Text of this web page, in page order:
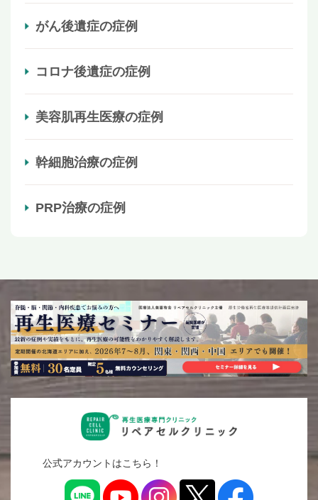
がん後遺症の症例
コロナ後遺症の症例
美容肌再生医療の症例
幹細胞治療の症例
PRP治療の症例
公式アカウントはこちら！